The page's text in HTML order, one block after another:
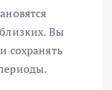
Вы
сохранять